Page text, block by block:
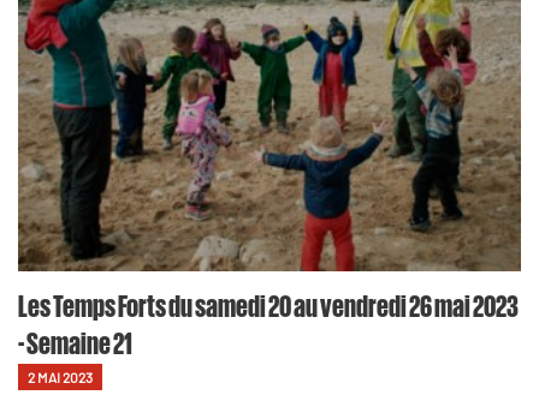
Les Temps Forts du samedi 20 au vendredi 26 mai 2023
- Semaine 21
2 MAI 2023